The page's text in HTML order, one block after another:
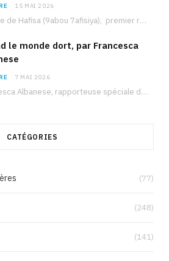
15 MAI 2026
Le cave de Hafisa (9abou 7afisiya), premier roman du journaliste tunisien Mohamed Amine Ben Hlel,…
le monde dort, par Francesca
7 MAI 2026
Francesca Albanese, rapporteuse spéciale de l’ONU sur les territoires palestiniens occupés, était à Tunis pour…
CATÉGORIES
(77)
(248)
(141)